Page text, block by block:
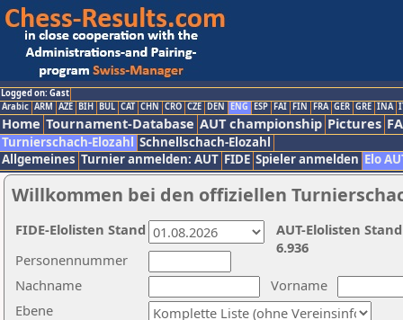
Logged on: Gast
Arabic ARM AZE BIH BUL CAT CHN CRO CZE DEN ENG ESP FAI FIN FRA GER GRE INA
Home Tournament-Database AUT championship Pictures
Turnierschach-Elozahl Schnellschach-Elozahl
Allgemeines Turnier anmelden: AUT FIDE Spieler anmelden Elo
Willkommen bei den offiziellen
Nachname
Vorname
Ebene
Personennummer
AUT-Elolisten
6.936
FIDE-Elolisten Stand